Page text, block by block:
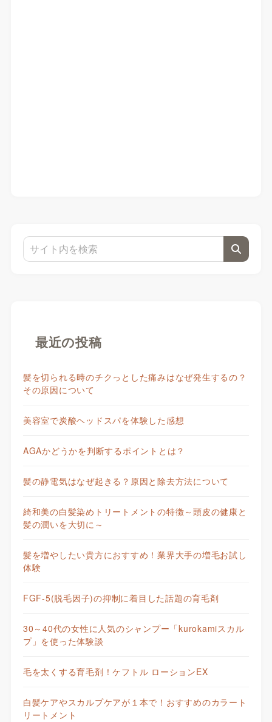
最近の投稿
髪を切られる時のチクっとした痛みはなぜ発生するの？
その原因について
美容室で炭酸ヘッドスパを体験した感想
AGAかどうかを判断するポイントとは？
髪の静電気はなぜ起きる？原因と除去方法について
綺和美の白髪染めトリートメントの特徴～頭皮の健康と
髪の潤いを大切に～
髪を増やしたい貴方におすすめ！業界大手の増毛お試し
体験
FGF-5(脱毛因子)の抑制に着目した話題の育毛剤
30～40代の女性に人気のシャンプー「kurokamiスカル
プ」を使った体験談
毛を太くする育毛剤！ケフトル ローションEX
白髪ケアやスカルプケアが１本で！おすすめのカラート
リートメント